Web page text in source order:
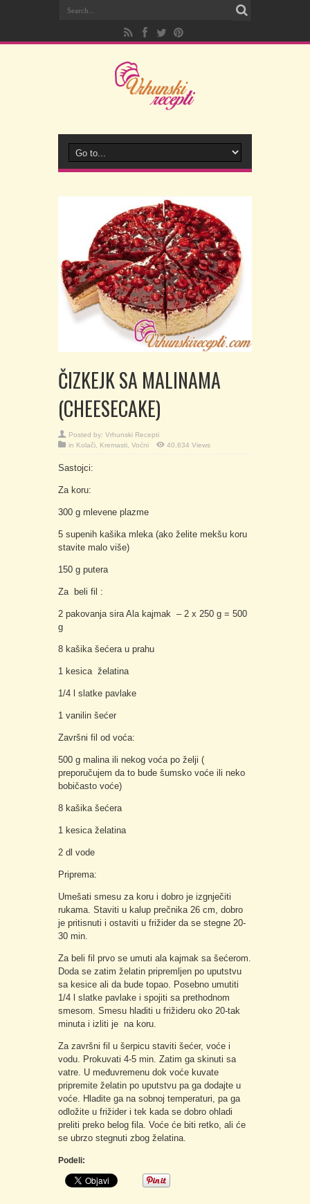
ČIZKEJK SA MALINAMA
(CHEESECAKE)
Posted by: Vrhunski Recepti
in Kolači, Kremasti, Voćni 40,634 Views
Sastojci:
Za koru:
300 g mlevene plazme
5 supenih kašika mleka (ako želite mekšu koru
stavite malo više)
150 g putera
Za beli fil :
2 pakovanja sira Ala kajmak – 2 x 250 g = 500
g
8 kašika šećera u prahu
1 kesica želatina
1/4 l slatke pavlake
1 vanilin šećer
Završni fil od voća:
500 g malina ili nekog voća po želji (
preporučujem da to bude šumsko voće ili neko
bobičasto voće)
8 kašika šećera
1 kesica želatina
2 dl vode
Priprema:
Umešati smesu za koru i dobro je izgnječiti
rukama. Staviti u kalup prečnika 26 cm, dobro
je pritisnuti i ostaviti u frižider da se stegne 20-
30 min.
Za beli fil prvo se umuti ala kajmak sa šećerom.
Doda se zatim želatin pripremljen po uputstvu
sa kesice ali da bude topao. Posebno umutiti
1/4 l slatke pavlake i spojiti sa prethodnom
smesom. Smesu hladiti u frižideru oko 20-tak
minuta i izliti je na koru.
Za završni fil u šerpicu staviti šećer, voće i
vodu. Prokuvati 4-5 min. Zatim ga skinuti sa
vatre. U međuvremenu dok voće kuvate
pripremite želatin po uputstvu pa ga dodajte u
voće. Hladite ga na sobnoj temperaturi, pa ga
odložite u frižider i tek kada se dobro ohladi
preliti preko belog fila. Voće će biti retko, ali će
se ubrzo stegnuti zbog želatina.
Podeli: